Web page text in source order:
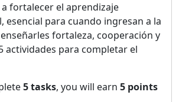
fortalecer el aprendizaje
esencial para cuando ingresan a la
fortaleza, cooperación y
actividades para completar el
5 tasks, you will earn 5 points